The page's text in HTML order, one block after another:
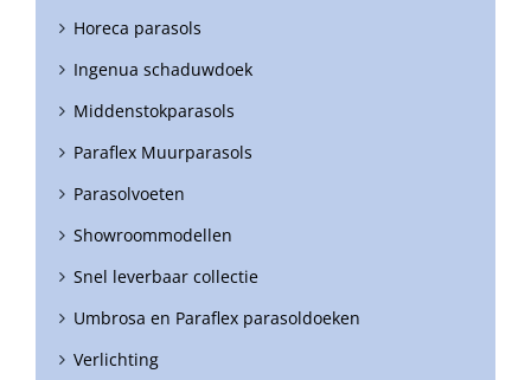
Horeca parasols
Ingenua schaduwdoek
Middenstokparasols
Paraflex Muurparasols
Parasolvoeten
Showroommodellen
Snel leverbaar collectie
Umbrosa en Paraflex parasoldoeken
Verlichting